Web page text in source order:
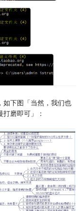
如下图「当然，我们也
磨即可」：